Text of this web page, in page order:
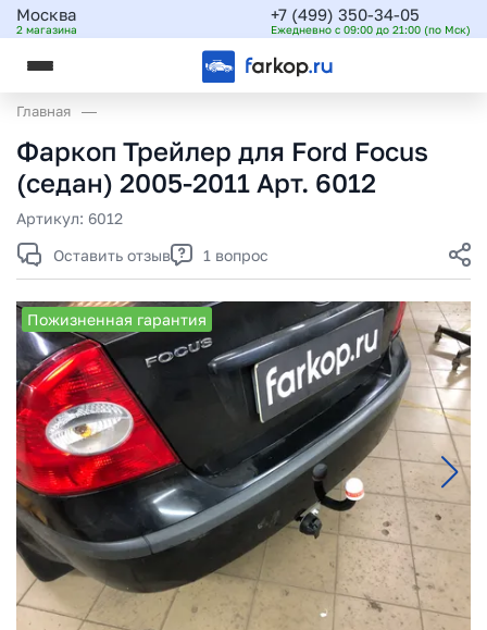
Москва
2 магазина
+7 (499) 350-34-05
Ежедневно с 09:00 до 21:00 (по Мск)
Главная
Фаркоп Трейлер для Ford Foсus
(седан) 2005-2011 Арт. 6012
Артикул: 6012
Оставить отзыв
1 вопрос
Пожизненная гарантия